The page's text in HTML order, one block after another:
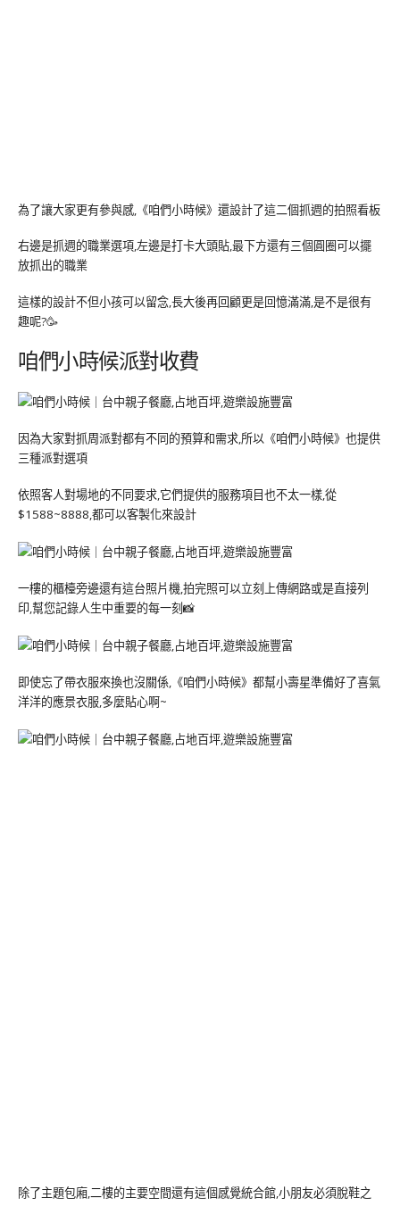
為了讓大家更有參與感,《咱們小時候》還設計了這二個抓週的拍照看板
右邊是抓週的職業選項,左邊是打卡大頭貼,最下方還有三個圓圈可以擺
放抓出的職業
這樣的設計不但小孩可以留念,長大後再回顧更是回憶滿滿,是不是很有
趣呢?🥳
咱們小時候派對收費
因為大家對抓周派對都有不同的預算和需求,所以《咱們小時候》也提供
三種派對選項
依照客人對場地的不同要求,它們提供的服務項目也不太一樣,從
$1588~8888,都可以客製化來設計
一樓的櫃檯旁邊還有這台照片機,拍完照可以立刻上傳網路或是直接列
印,幫您記錄人生中重要的每一刻📸
即使忘了帶衣服來換也沒關係,《咱們小時候》都幫小壽星準備好了喜氣
洋洋的應景衣服,多麼貼心啊~
除了主題包廂,二樓的主要空間還有這個感覺統合館,小朋友必須脫鞋之